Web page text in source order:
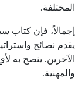
المختلفة.
إجمالاً، فإن كتاب
يقدم نصائح
الآخرين. ينصح به
والمهنية.